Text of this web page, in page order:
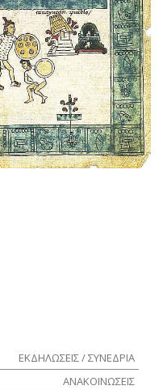
ΕΚΔΗΛΩΣΕΙΣ / ΣΥΝΕΔΡΙΑ
ΑΝΑΚΟΙΝΩΣΕΙΣ